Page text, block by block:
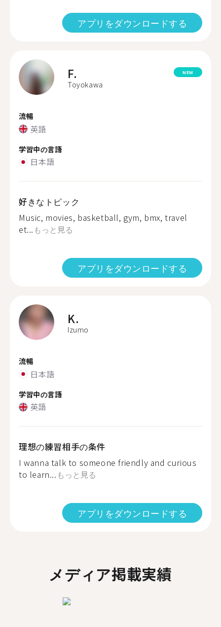
アプリをダウンロードする
F.
Toyokawa
NEW
流暢
英語
学習中の言語
日本語
好きなトピック
Music, movies, basketball, gym, bmx, travel
et... もっと見る
アプリをダウンロードする
K.
Izumo
流暢
日本語
学習中の言語
英語
理想の練習相手の条件
I wanna talk to someone friendly and curious
to learn... もっと見る
アプリをダウンロードする
メディア掲載実績